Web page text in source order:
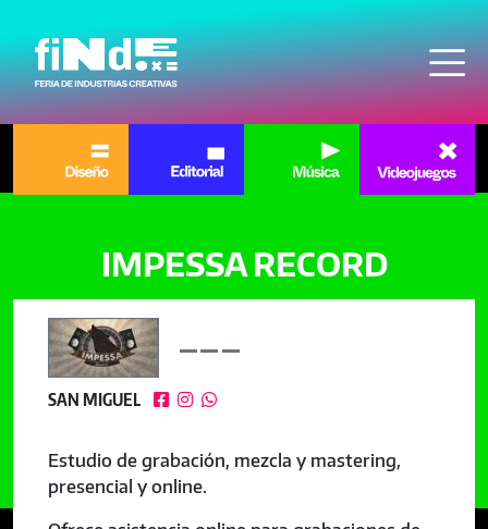
IMPESSA RECORD
SAN MIGUEL   
Estudio de grabación, mezcla y mastering,
presencial y online.